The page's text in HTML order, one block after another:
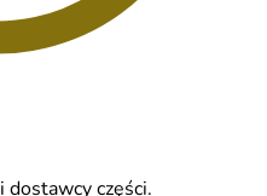
dostawcy części.